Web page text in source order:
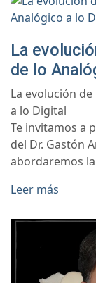
La
de lo
La evolución
a lo Digital
Te invitamos a
del Dr. Gastón
abordaremos
Leer más